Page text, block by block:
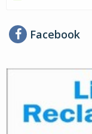
Facebook